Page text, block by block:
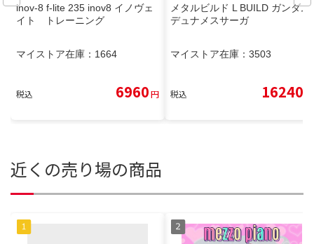
inov-8 f-lite 235 inov8 イノヴェ
イト トレーニング
マイストア在庫： 1664
税込 6960円
メタルビルド L BUILD ガンダム
デュナメスサーガ
マイストア在庫： 3503
税込 16240
近くの売り場の商品